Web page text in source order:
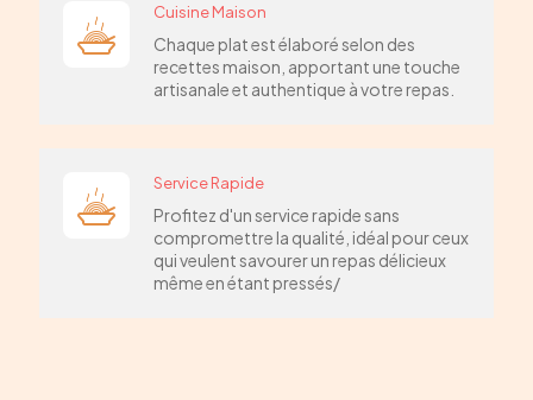
Cuisine Maison
Chaque plat est élaboré selon des
recettes maison, apportant une touche
artisanale et authentique à votre repas.
Service Rapide
Profitez d'un service rapide sans
compromettre la qualité, idéal pour ceux
qui veulent savourer un repas délicieux
même en étant pressés/